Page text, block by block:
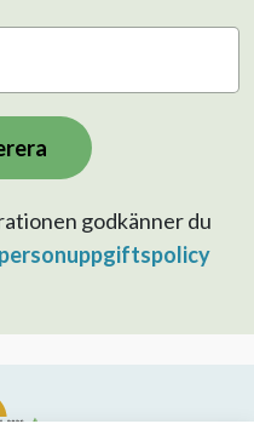
godkänner du
personuppgiftspolicy